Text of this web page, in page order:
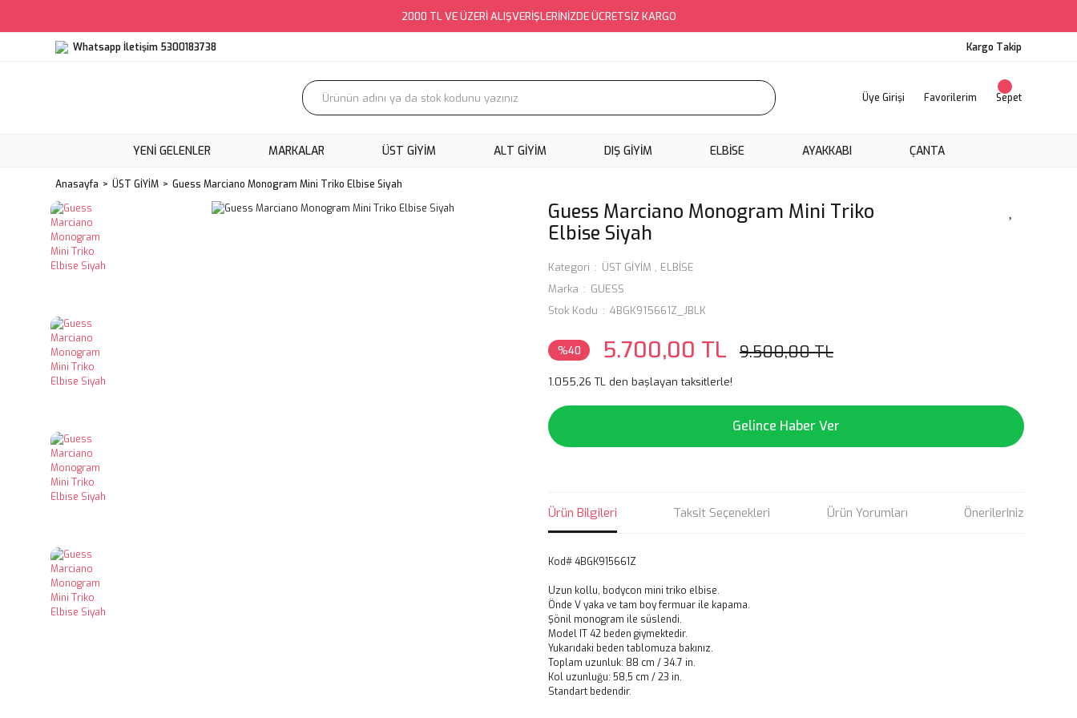
2000 TL VE ÜZERİ ALIŞVERİŞLERİNİZDE ÜCRETSİZ KARGO
Whatsapp İletişim 5300183738 Kargo Takip
Üye Girişi Favorilerim Sepet
YENI GELENLER MARKALAR ÜST GİYİM ALT GİYİM DIŞ GİYİM ELBİSE AYAKKABI ÇANTA
Anasayfa ÜST GİYİM Guess Marciano Monogram Mini Triko Elbise Siyah
Guess Marciano Monogram Mini Triko
Elbise Siyah
Kategori ÜST GİYİM , ELBİSE
Marka
GUESS
Stok Kodu
4BGK915661Z_JBLK
%40 5.700,00 TL 9.500,00 TL
1.055,26 TL den başlayan taksitlerle!
Gelince Haber Ver
Ürün Bilgileri Taksit Seçenekleri Ürün Yorumları Önerileriniz
Kod# 4BGK915661Z
Uzun kollu, bodycon mini triko elbise.
Önde V yaka ve tam boy fermuar ile kapama.
Şönil monogram ile süslendi.
Model IT 42 beden giymektedir.
Yukarıdaki beden tablomuza bakınız.
Toplam uzunluk: 88 cm / 34.7 in.
Kol uzunluğu: 58,5 cm / 23 in.
Standart bedendir.